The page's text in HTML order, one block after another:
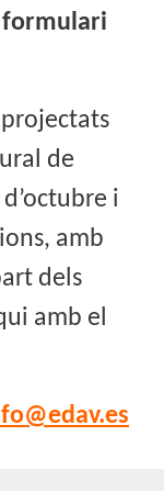
formulari
projectats
de
i
amb
dels
amb el